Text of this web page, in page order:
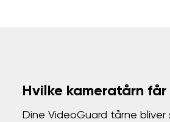
Hvilke kameratårn får
Dine VideoGuard tårne